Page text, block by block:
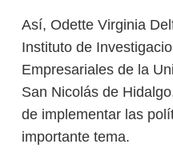
Así, Odette Virginia
Instituto de
Empresariales de la
San Nicolás de
de implementar las
importante tema.